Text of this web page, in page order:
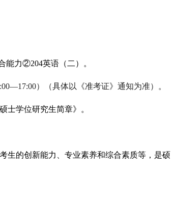
能力②204英语（二）。
）（具体以《准考证》通知为准）。
士学位研究生简章》。
生的创新能力、专业素养和综合素质等，是硕